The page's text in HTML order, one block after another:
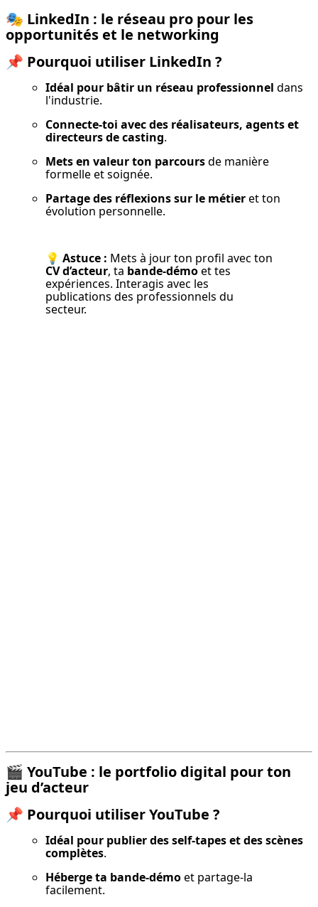
🎭 LinkedIn : le réseau pro pour les
opportunités et le networking
📌 Pourquoi utiliser LinkedIn ?
Idéal pour bâtir un réseau professionnel dans
l'industrie.
Connecte-toi avec des réalisateurs, agents et
directeurs de casting.
Mets en valeur ton parcours de manière
formelle et soignée.
Partage des réflexions sur le métier et ton
évolution personnelle.
💡 Astuce :
CV d’acteur, ta bande-démo et tes
expériences. Interagis avec les
publications des professionnels du
secteur.
🎬 YouTube : le portfolio digital pour ton
jeu d’acteur
📌 Pourquoi utiliser YouTube ?
Idéal pour publier des self-tapes et des scènes
complètes.
Héberge ta bande-démo et partage-la
facilement.